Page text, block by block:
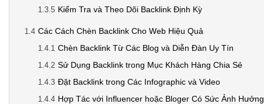
Kiểm Tra và Theo Dõi Backlink Định Kỳ
Các Cách Chèn Backlink Cho Web Hiệu Quả
Chèn Backlink Từ Các Blog và Diễn Đàn Uy Tín
Sử Dụng Backlink trong Mục Khách Hàng Chia Sẻ
Đặt Backlink trong Các Infographic và Video
Hợp Tác với Influencer hoặc Bloger Có Sức Ảnh Hưởng